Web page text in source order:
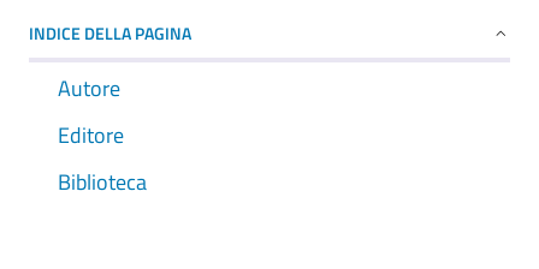
INDICE DELLA PAGINA
Autore
Editore
Biblioteca